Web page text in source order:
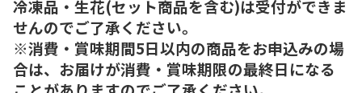
冷凍品・生花(セット商品を含む)は受付ができま
せんのでご了承ください。
※消費・賞味期間5日以内の商品をお申込みの場
合は、お届けが消費・賞味期限の最終日になる